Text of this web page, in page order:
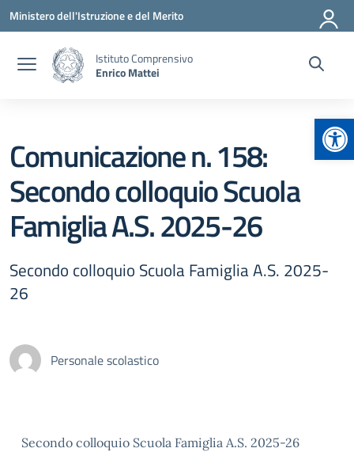
Vai ai contenuti
Vai al menu di navigazione
Vai al footer
Ministero dell'Istruzione e del Merito
Istituto Comprensivo
Enrico Mattei
Comunicazione n. 158:
Secondo colloquio Scuola
Famiglia A.S. 2025-26
Secondo colloquio Scuola Famiglia A.S. 2025-
26
Personale scolastico
Secondo colloquio Scuola Famiglia A.S. 2025-26